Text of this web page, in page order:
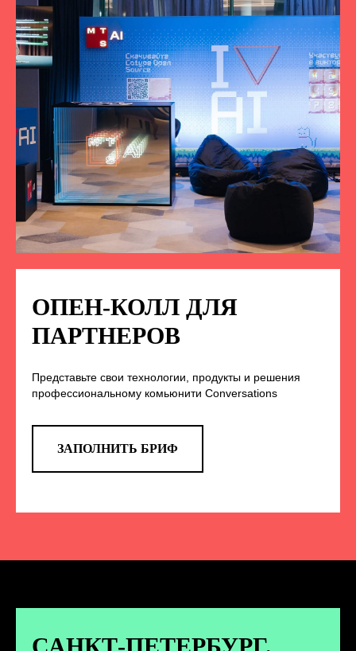
ОПЕН-КОЛЛ ДЛЯ
ПАРТНЕРОВ
Представьте свои технологии, продукты и решения
профессиональному комьюнити Conversations
ЗАПОЛНИТЬ БРИФ
НА НАС В СОЦСЕТЯХ
TELEGRAM
анонс новых спикеров и другие
новости конференции